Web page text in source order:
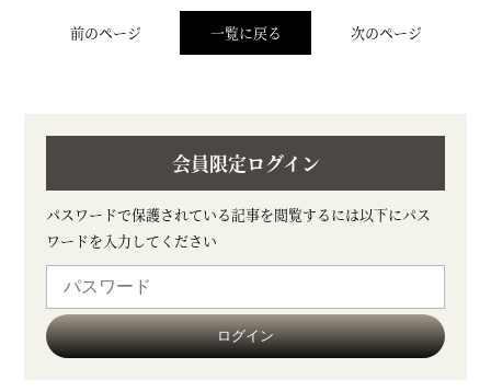
前のページ 一覧に戻る 次のページ
会員限定ログイン
パスワードで保護されている記事を閲覧するには以下にパス
ワードを入力してください